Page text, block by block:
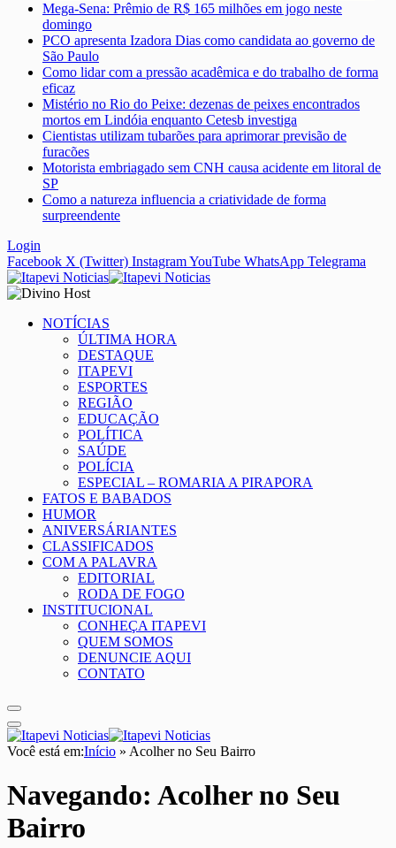
Mega-Sena: Prêmio de R$ 165 milhões em jogo neste
domingo
PCO apresenta Izadora Dias como candidata ao governo de
São Paulo
Como lidar com a pressão acadêmica e do trabalho de forma
eficaz
Mistério no Rio do Peixe: dezenas de peixes encontrados
mortos em Lindóia enquanto Cetesb investiga
Cientistas utilizam tubarões para aprimorar previsão de
furacões
Motorista embriagado sem CNH causa acidente em litoral de
SP
Como a natureza influencia a criatividade de forma
surpreendente
Login
Facebook X (Twitter) InstagramYouTube WhatsApp Telegrama
NOTÍCIAS
ÚLTIMA HORA
DESTAQUE
ITAPEVI
ESPORTES
REGIÃO
EDUCAÇÃO
POLÍTICA
SAÚDE
POLÍCIA
ESPECIAL – ROMARIA A PIRAPORA
FATOS E BABADOS
HUMOR
ANIVERSÁRIANTES
CLASSIFICADOS
COM A PALAVRA
EDITORIAL
RODA DE FOGO
INSTITUCIONAL
CONHEÇA ITAPEVI
QUEM SOMOS
DENUNCIE AQUI
CONTATO
Você está em:Início » Acolher no Seu Bairro
Navegando: Acolher no Seu
Bairro